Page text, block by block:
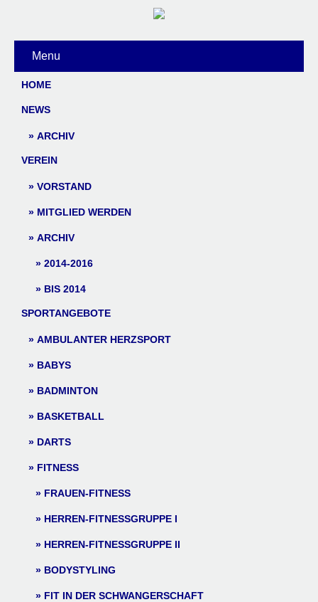
Menu
HOME
NEWS
ARCHIV
VEREIN
VORSTAND
MITGLIED WERDEN
ARCHIV
2014-2016
BIS 2014
SPORTANGEBOTE
AMBULANTER HERZSPORT
BABYS
BADMINTON
BASKETBALL
DARTS
FITNESS
FRAUEN-FITNESS
HERREN-FITNESSGRUPPE I
HERREN-FITNESSGRUPPE II
BODYSTYLING
FIT IN DER SCHWANGERSCHAFT